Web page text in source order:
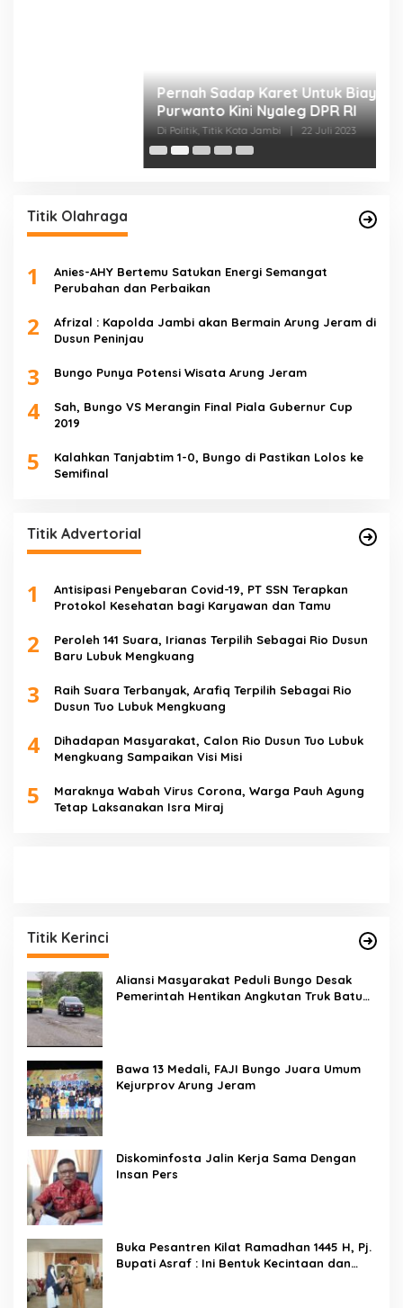
Titik Olahraga
1
Anies-AHY Bertemu Satukan Energi Semangat
Perubahan dan Perbaikan
2
Afrizal : Kapolda Jambi akan Bermain Arung Jeram di
Dusun Peninjau
3 Bungo Punya Potensi Wisata Arung Jeram
4
Sah, Bungo VS Merangin Final Piala Gubernur Cup
2019
5
Kalahkan Tanjabtim 1-0, Bungo di Pastikan Lolos ke
Semifinal
Titik Advertorial
1
Antisipasi Penyebaran Covid-19, PT SSN Terapkan
Protokol Kesehatan bagi Karyawan dan Tamu
2
Peroleh 141 Suara, Irianas Terpilih Sebagai Rio Dusun
Baru Lubuk Mengkuang
3
Raih Suara Terbanyak, Arafiq Terpilih Sebagai Rio
Dusun Tuo Lubuk Mengkuang
4
Dihadapan Masyarakat, Calon Rio Dusun Tuo Lubuk
Mengkuang Sampaikan Visi Misi
5
Maraknya Wabah Virus Corona, Warga Pauh Agung
Tetap Laksanakan Isra Miraj
Titik Kerinci
Aliansi Masyarakat Peduli Bungo Desak
Pemerintah Hentikan Angkutan Truk Batu
Bawa 13 Medali, FAJI Bungo Juara Umum
Kejurprov Arung Jeram
Diskominfosta Jalin Kerja Sama Dengan
Insan Pers
Buka Pesantren Kilat Ramadhan 1445 H, Pj.
Bupati Asraf : Ini Bentuk Kecintaan dan